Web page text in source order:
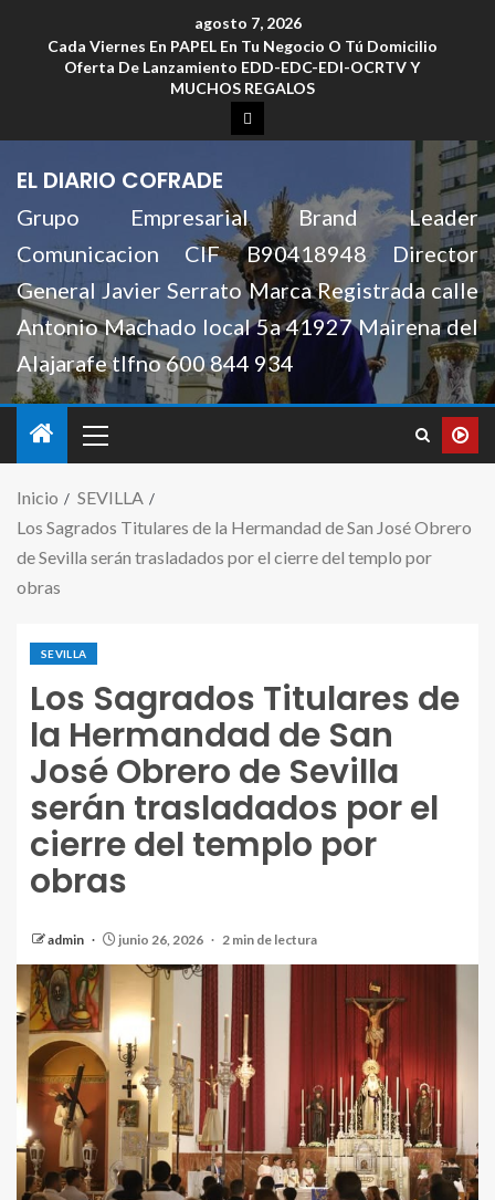
agosto 7, 2026
Cada Viernes En PAPEL En Tu Negocio O Tú Domicilio
Oferta De Lanzamiento EDD-EDC-EDI-OCRTV Y
MUCHOS REGALOS
EL DIARIO COFRADE
Grupo Empresarial Brand Leader
Comunicacion CIF B90418948 Director
General Javier Serrato Marca Registrada calle
Antonio Machado local 5a 41927 Mairena del
Alajarafe tlfno 600 844 934
Inicio
SEVILLA
Los Sagrados Titulares de la Hermandad de San José Obrero
de Sevilla serán trasladados por el cierre del templo por
obras
SEVILLA
Los Sagrados Titulares de
la Hermandad de San
José Obrero de Sevilla
serán trasladados por el
cierre del templo por
obras
admin junio 26, 2026 2 min de lectura